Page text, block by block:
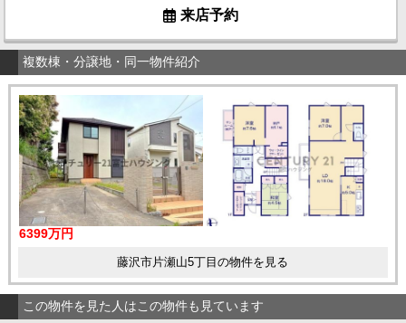
来店予約
複数棟・分譲地・同一物件紹介
6399万円
藤沢市片瀬山5丁目の物件を見る
この物件を見た人はこの物件も見ています